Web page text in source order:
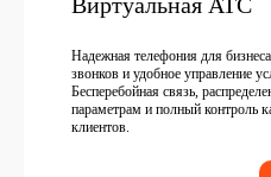
Надежная телефония для
звонков и удобное управление
Бесперебойная связь,
параметрам и полный контроль
клиентов.